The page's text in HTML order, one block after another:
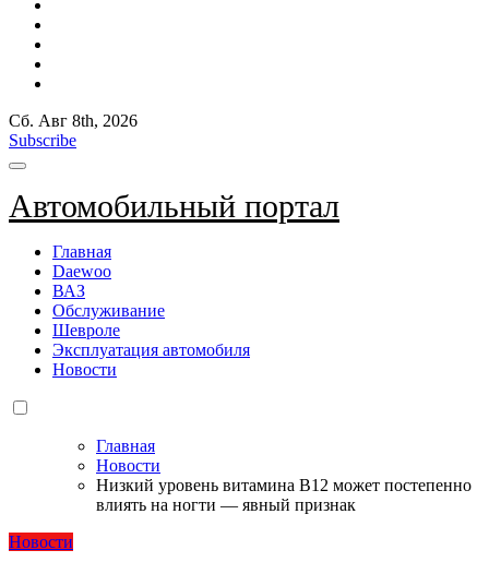
Сб. Авг 8th, 2026
Subscribe
Автомобильный портал
Главная
Daewoo
ВАЗ
Обслуживание
Шевроле
Эксплуатация автомобиля
Новости
Главная
Новости
Низкий уровень витамина B12 может постепенно
влиять на ногти — явный признак
Новости